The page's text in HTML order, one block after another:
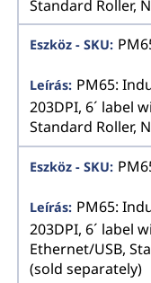
Standard Roller,
PM65:
203DPI, 6´ label
Standard Roller,
PM65:
203DPI, 6´ label
Ethernet/USB,
(sold separately)